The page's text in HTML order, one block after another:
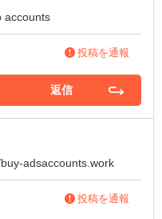
accounts
投稿を通報
返信
adsaccounts.work
投稿を通報